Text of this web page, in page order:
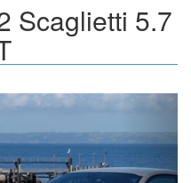
Scaglietti 5.7